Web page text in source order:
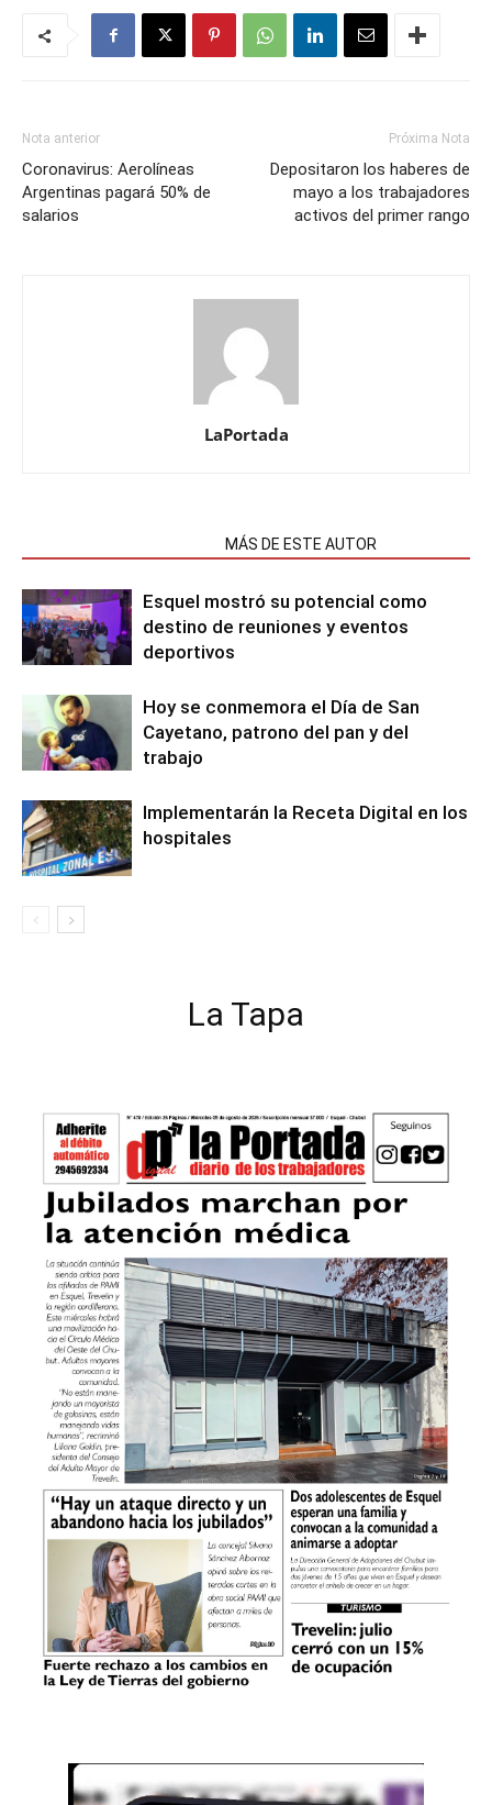
Nota anterior
Coronavirus: Aerolíneas
Argentinas pagará 50% de
salarios
Próxima Nota
Depositaron los haberes de
mayo a los trabajadores
activos del primer rango
LaPortada
MÁS DE ESTE AUTOR
Esquel mostró su potencial como
destino de reuniones y eventos
deportivos
Hoy se conmemora el Día de San
Cayetano, patrono del pan y del
trabajo
Implementarán la Receta Digital en los
hospitales
La Tapa